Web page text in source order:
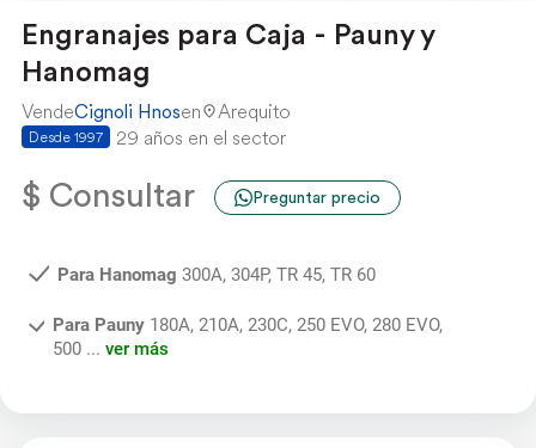
Engranajes para Caja - Pauny y
Hanomag
VendeCignoli Hnosen Arequito
Desde 1997 29 años en el sector
$ Consultar Preguntar precio
Para Hanomag 300A, 304P, TR 45, TR 60
Para Pauny180A, 210A, 230C, 250 EVO, 280 EVO,
500 ... ver más